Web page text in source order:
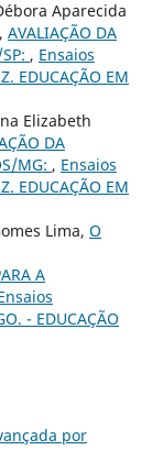
Aparecida
AVALIAÇÃO DA
, Ensaios
EDUCAÇÃO EM
Elizabeth
DA
MG: , Ensaios
EDUCAÇÃO EM
Lima, O
A
- EDUCAÇÃO
por